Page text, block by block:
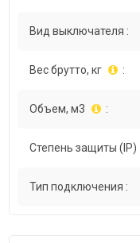
Вид выключателя :
Вес брутто, кг :
Объем, м3 :
Степень защиты (IP)
Тип подключения :